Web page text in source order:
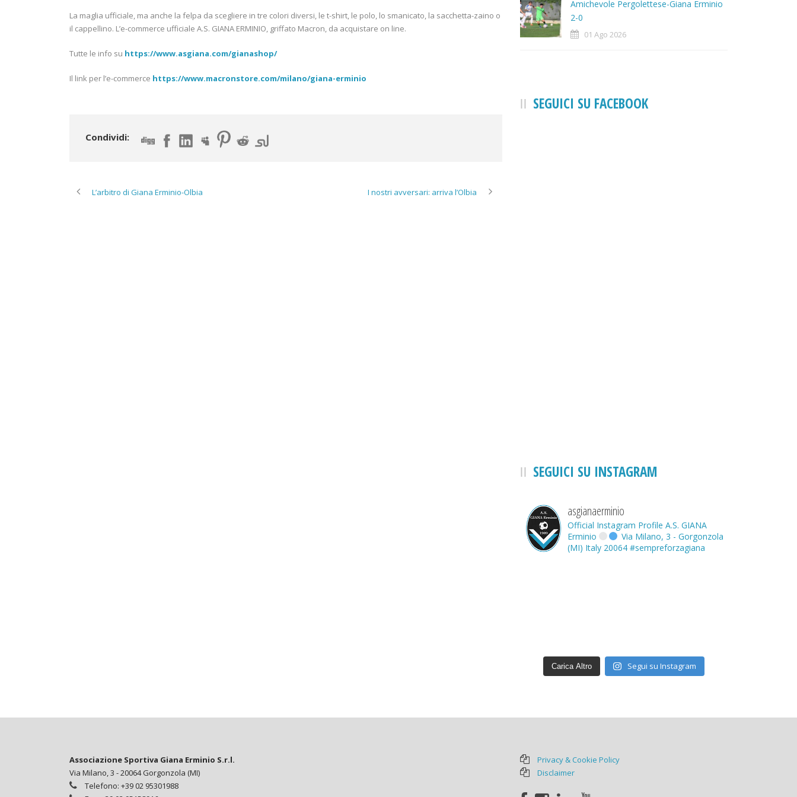
La maglia ufficiale, ma anche la felpa da scegliere in tre colori diversi, le t-shirt, le polo, lo smanicato, la sacchetta-zaino o
il cappellino. L’e-commerce ufficiale A.S. GIANA ERMINIO, griffato Macron, da acquistare on line.
Tutte le info su https://www.asgiana.com/gianashop/
Il link per l’e-commerce https://www.macronstore.com/milano/giana-erminio
Condividi:
L’arbitro di Giana Erminio-Olbia I nostri avversari: arriva l’Olbia
Amichevole Pergolettese-Giana Erminio
2-0
01 Ago 2026
SEGUICI SU FACEBOOK
SEGUICI SU INSTAGRAM
asgianaerminio
Official Instagram Profile A.S. GIANA
Erminio
Via Milano, 3 - Gorgonzola
(MI) Italy 20064 #sempreforzagiana
Carica Altro Segui su Instagram
Associazione Sportiva Giana Erminio S.r.l.
Via Milano, 3 - 20064 Gorgonzola (MI)
Telefono: +39 02 95301988
Privacy & Cookie Policy
Disclaimer